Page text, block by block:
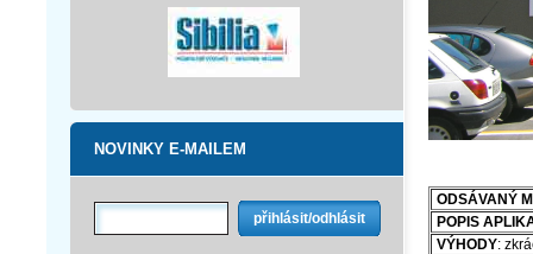
NOVINKY E-MAILEM
ODSÁVANÝ
POPIS
VÝHODY: